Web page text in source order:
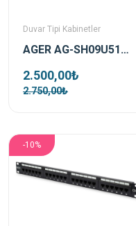
Duvar Tipi Kabinetler
AGER AG-SH09U5140B1-CBAA-B6-D1 9U 510X400 Beyaz Demonte Duvar Tipi Soho Kabinet
2.500,00₺
2.750,00₺
-10%